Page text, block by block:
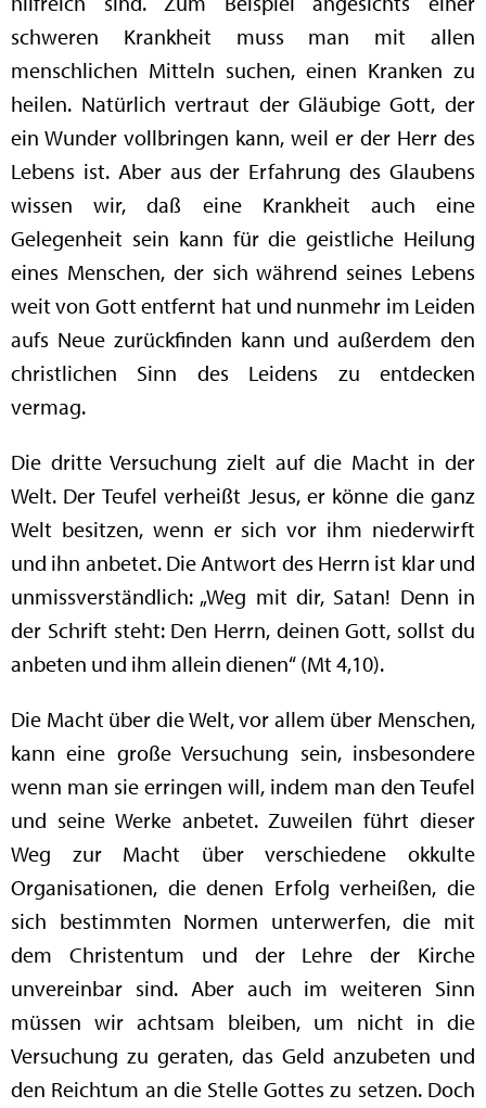
schweren Krankheit muss man mit allen
menschlichen Mitteln suchen, einen Kranken zu
heilen. Natürlich vertraut der Gläubige Gott, der
ein Wunder vollbringen kann, weil er der Herr des
Lebens ist. Aber aus der Erfahrung des Glaubens
wissen wir, daß eine Krankheit auch eine
Gelegenheit sein kann für die geistliche Heilung
eines Menschen, der sich während seines Lebens
weit von Gott entfernt hat und nunmehr im Leiden
aufs Neue zurückfinden kann und außerdem den
christlichen Sinn des Leidens zu entdecken
vermag.
Die dritte Versuchung zielt auf die Macht in der
Welt. Der Teufel verheißt Jesus, er könne die ganz
Welt besitzen, wenn er sich vor ihm niederwirft
und ihn anbetet. Die Antwort des Herrn ist klar und
unmissverständlich: „Weg mit dir, Satan! Denn in
der Schrift steht: Den Herrn, deinen Gott, sollst du
anbeten und ihm allein dienen“ (Mt 4,10).
Die Macht über die Welt, vor allem über Menschen,
kann eine große Versuchung sein, insbesondere
wenn man sie erringen will, indem man den Teufel
und seine Werke anbetet. Zuweilen führt dieser
Weg zur Macht über verschiedene okkulte
Organisationen, die denen Erfolg verheißen, die
sich bestimmten Normen unterwerfen, die mit
dem Christentum und der Lehre der Kirche
unvereinbar sind. Aber auch im weiteren Sinn
müssen wir achtsam bleiben, um nicht in die
Versuchung zu geraten, das Geld anzubeten und
den Reichtum an die Stelle Gottes zu setzen. Doch